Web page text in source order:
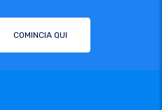
COMINCIA QUI